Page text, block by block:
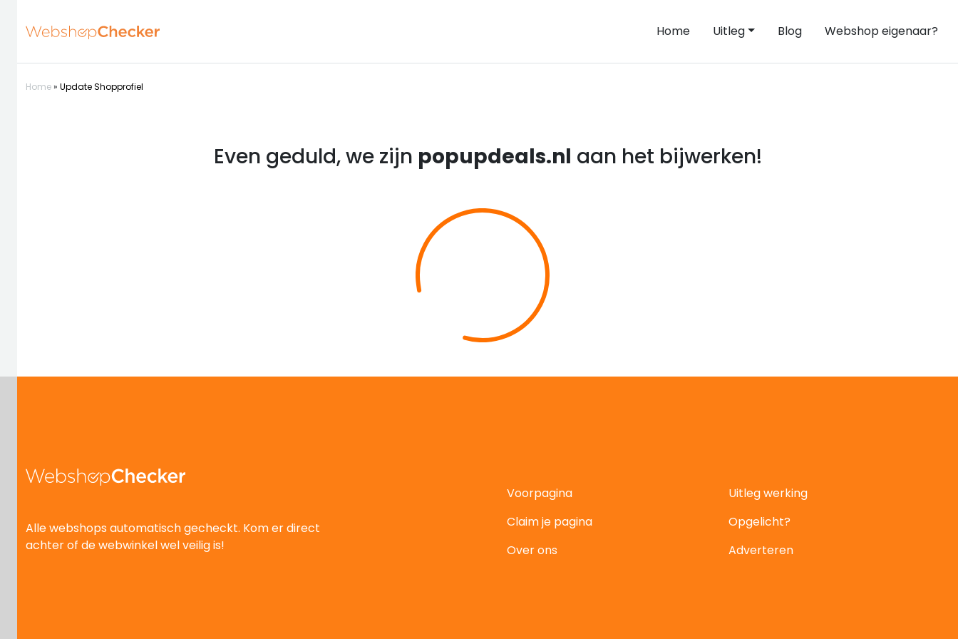
Home Uitleg Blog Webshop eigenaar?
Home» Update Shopprofiel
Even geduld, we zijn popupdeals.nl aan het bijwerken!
Alle webshops automatisch gecheckt. Kom er direct
achter of de webwinkel wel veilig is!
Voorpagina
Uitleg werking
Claim je pagina
Opgelicht?
Over ons
Adverteren